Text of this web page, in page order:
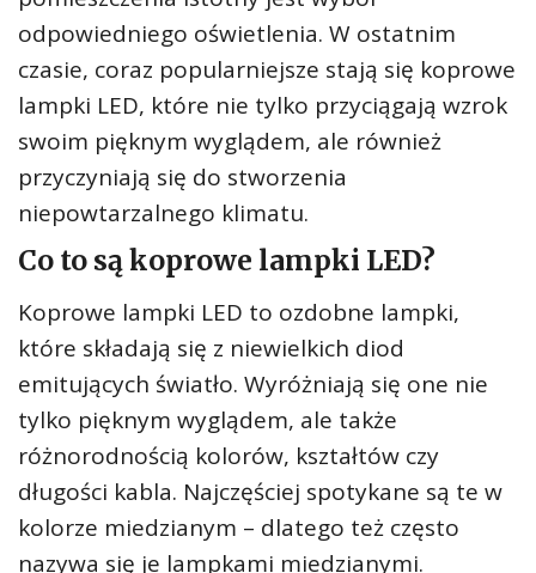
odpowiedniego oświetlenia. W ostatnim
czasie, coraz popularniejsze stają się koprowe
lampki LED, które nie tylko przyciągają wzrok
swoim pięknym wyglądem, ale również
przyczyniają się do stworzenia
niepowtarzalnego klimatu.
Co to są koprowe lampki LED?
Koprowe lampki LED to ozdobne lampki,
które składają się z niewielkich diod
emitujących światło. Wyróżniają się one nie
tylko pięknym wyglądem, ale także
różnorodnością kolorów, kształtów czy
długości kabla. Najczęściej spotykane są te w
kolorze miedzianym – dlatego też często
nazywa się je lampkami miedzianymi.